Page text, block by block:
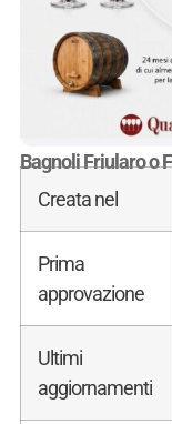
Bagnoli Friularo o
Creata nel
Prima
approvazione
Ultimi
aggiornamenti